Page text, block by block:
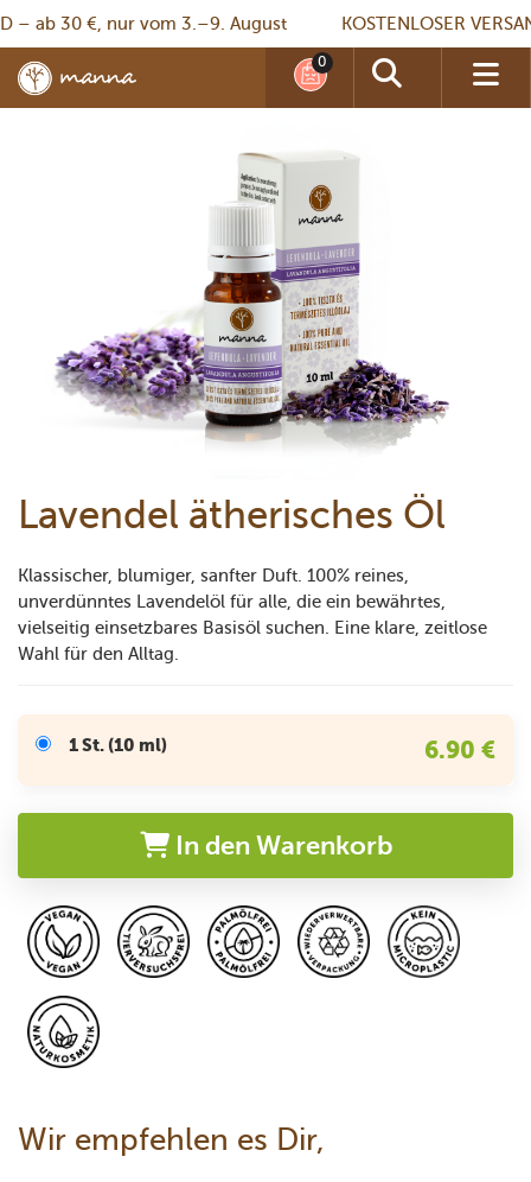
– ab 30 €, nur vom 3.–9. August KOSTENLOSER
Lavendel ätherisches Öl
Klassischer, blumiger, sanfter Duft. 100% reines,
unverdünntes Lavendelöl für alle, die ein bewährtes,
vielseitig einsetzbares Basisöl suchen. Eine klare, zeitlose
Wahl für den Alltag.
1 St. (10 ml) 6.90 €
In den Warenkorb
Wir empfehlen es Dir,